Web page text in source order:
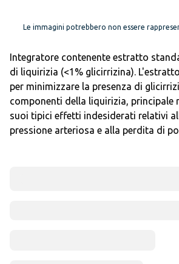
Le immagini potrebbero non essere
Integratore contenente estratto
di liquirizia (<1% glicirrizina).
per minimizzare la presenza di
componenti della liquirizia, principale
suoi tipici effetti indesiderati relativi
pressione arteriosa e alla perdita di